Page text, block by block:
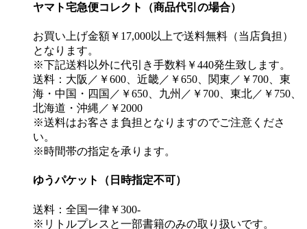
ヤマト宅急便コレクト（商品代引の場合）
お買い上げ金額￥17,000以上で送料無料（当店負担）
となります。
※下記送料以外に代引き手数料￥440発生致します。
送料：大阪／￥600、近畿／￥650、関東／￥700、東
海・中国・四国／￥650、九州／￥700、東北／￥750、
北海道・沖縄／￥2000
※送料はお客さま負担となりますのでご注意くださ
い。
※時間帯の指定を承ります。
ゆうパケット（日時指定不可）
送料：全国一律￥300-
※リトルプレスと一部書籍のみの取り扱いです。